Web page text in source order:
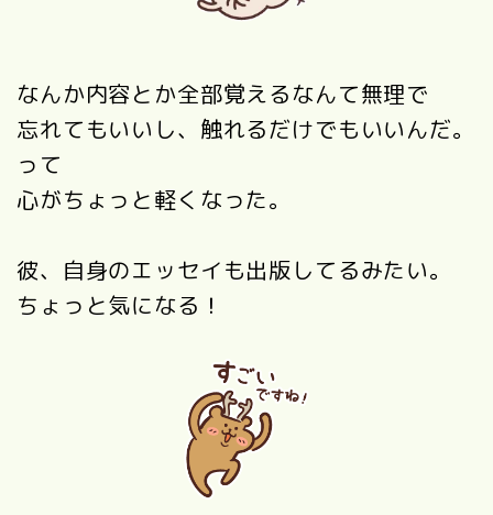
なんか内容とか全部覚えるなんて無理で
忘れてもいいし、触れるだけでもいいんだ。
って
心がちょっと軽くなった。
彼、自身のエッセイも出版してるみたい。
ちょっと気になる！